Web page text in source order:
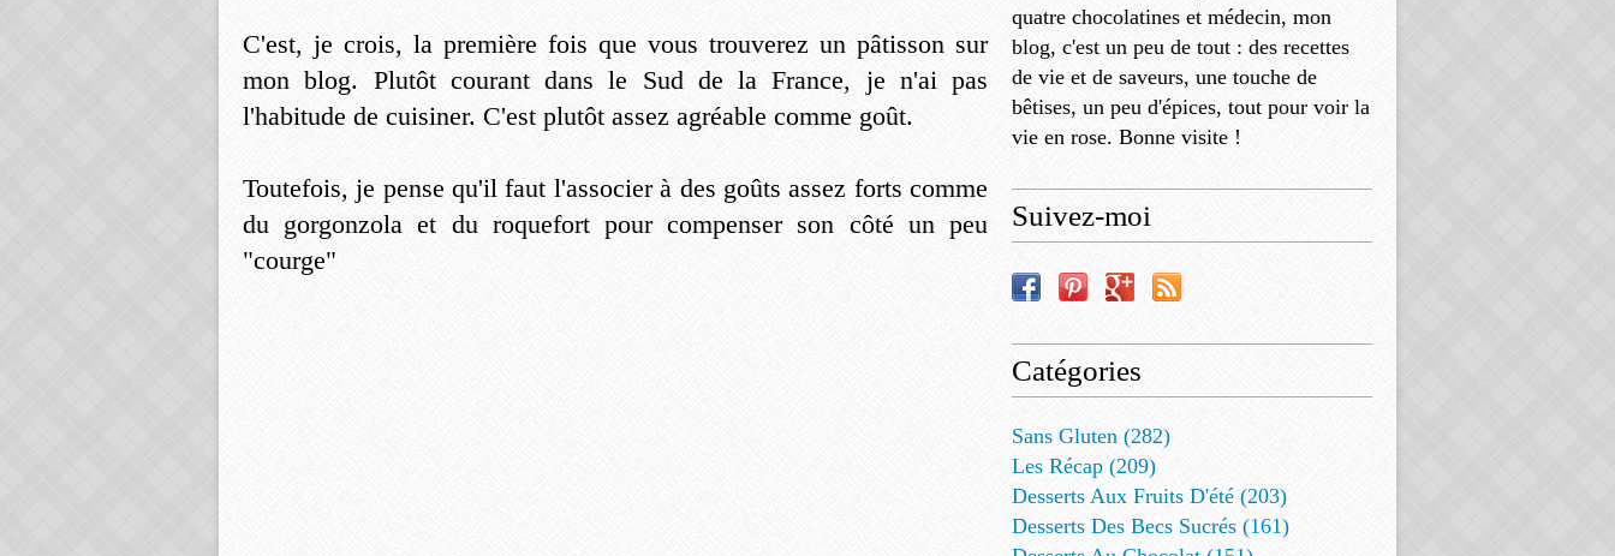
C'est, je crois, la première fois que vous trouverez un pâtisson sur
mon blog. Plutôt courant dans le Sud de la France, je n'ai pas
l'habitude de cuisiner. C'est plutôt assez agréable comme goût.
Toutefois, je pense qu'il faut l'associer à des goûts assez forts comme
du gorgonzola et du roquefort pour compenser son côté un peu
"courge"
quatre chocolatines et médecin, mon
blog, c'est un peu de tout : des recettes
de vie et de saveurs, une touche de
bêtises, un peu d'épices, tout pour voir la
vie en rose. Bonne visite !
Suivez-moi
Catégories
Sans Gluten (282)
Les Récap (209)
Desserts Aux Fruits D'été (203)
Desserts Des Becs Sucrés (161)